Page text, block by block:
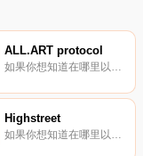
ALL.ART protocol
Highstreet
如果你想知道在哪里以當前價格購買Highstreet,目前交易{Highstreet]股票的頂級加密貨幣交易所是Binance、Deepcoin、BTCEX、Bitrue和CoinW。您可以在我們的加密貨幣交易所頁面上找到其他列表.